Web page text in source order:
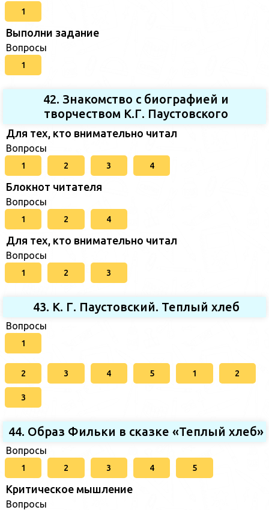
1
Выполни задание
Вопросы
1
42. Знакомство с биографией и
творчеством К.Г. Паустовского
Для тех, кто внимательно читал
Вопросы
1 2 3 4
Блокнот читателя
Вопросы
1 2 4
Для тех, кто внимательно читал
Вопросы
1 2 3
43. К. Г. Паустовский. Теплый хлеб
Вопросы
1
2 3 4 5 1 2
3
44. Образ Фильки в сказке «Теплый хлеб»
Вопросы
1 2 3 4 5
Критическое мышление
Вопросы